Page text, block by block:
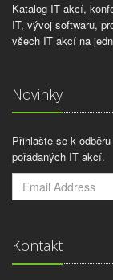
Katalog IT akcí,
IT, vývoj softwaru,
všech IT akcí na
Novinky
Přihlašte se k
pořádaných IT akcí.
Kontakt